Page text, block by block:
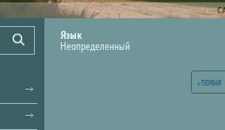
Язык
Неопределенный
« ПЕРВАЯ